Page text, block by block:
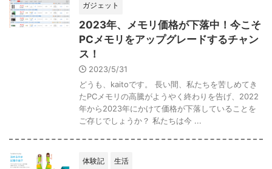
ガジェット
2023年、メモリ価格が下落中！今こそ
PCメモリをアップグレードするチャン
ス！
2023/5/31
どうも、kaitoです。 長い間、私たちを苦しめてき
たPCメモリの高騰がようやく終わりを告げ、2022
年から2023年にかけて価格が下落していることを
ご存じでしょうか？ 私たちは今 ...
体験記 生活